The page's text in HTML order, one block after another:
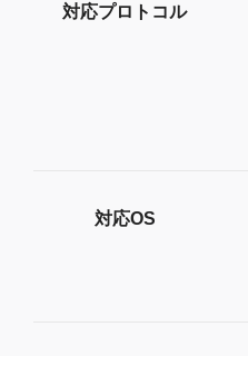
対応プロトコル
対応OS